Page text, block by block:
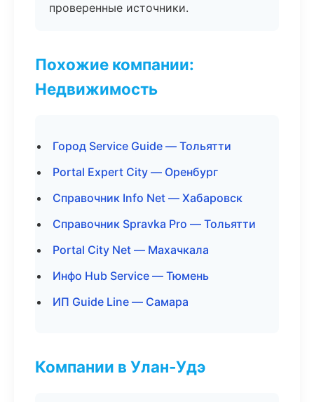
проверенные источники.
Похожие компании:
Недвижимость
Город Service Guide — Тольятти
Portal Expert City — Оренбург
Справочник Info Net — Хабаровск
Справочник Spravka Pro — Тольятти
Portal City Net — Махачкала
Инфо Hub Service — Тюмень
ИП Guide Line — Самара
Компании в Улан-Удэ